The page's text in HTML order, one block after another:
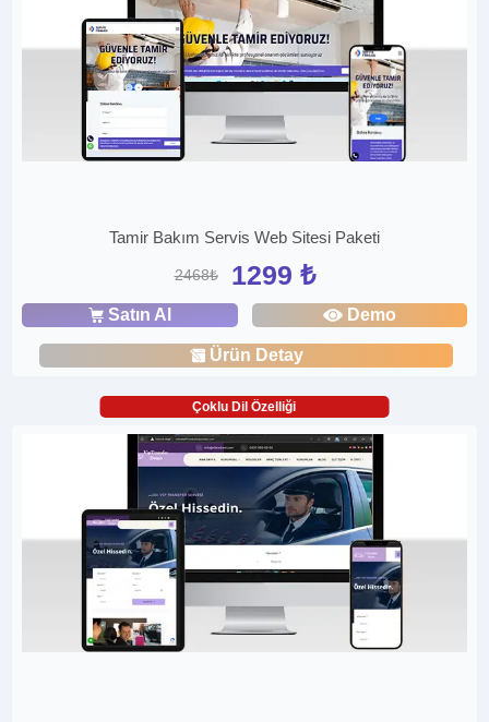
Tamir Bakım Servis Web Sitesi Paketi
2468₺ 1299 ₺
Satın Al Demo
Ürün Detay
Çoklu Dil Özelliği